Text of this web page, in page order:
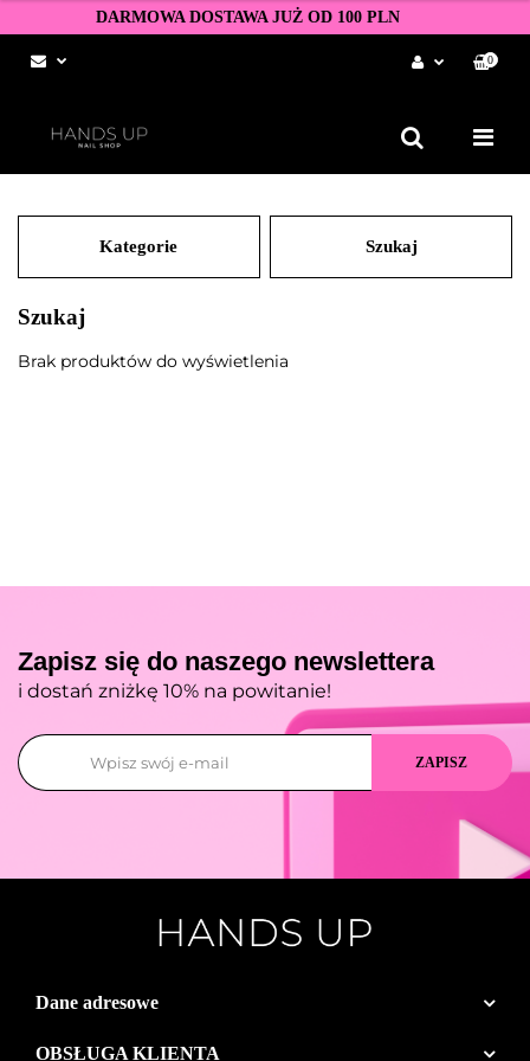
DARMOWA DOSTAWA JUŻ OD 100 PLN
Zarejestruj się
Dodaj zgłoszenie
0
Kategorie Szukaj
Szukaj
Brak produktów do wyświetlenia
Zapisz się do naszego newslettera
i dostań zniżkę 10% na powitanie!
Dane adresowe
OBSŁUGA KLIENTA